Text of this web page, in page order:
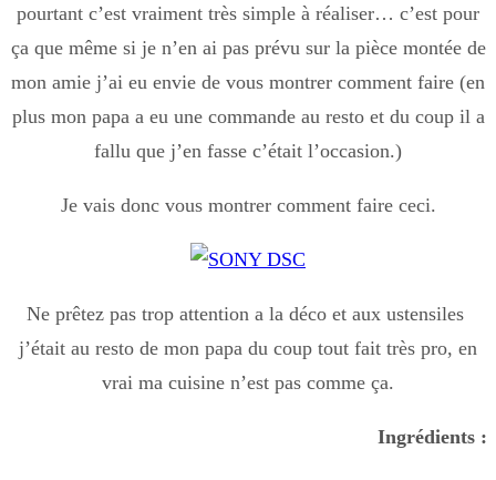
pourtant c’est vraiment très simple à réaliser… c’est pour
ça que même si je n’en ai pas prévu sur la pièce montée de
mon amie j’ai eu envie de vous montrer comment faire (en
plus mon papa a eu une commande au resto et du coup il a
fallu que j’en fasse c’était l’occasion.)
Je vais donc vous montrer comment faire ceci.
Ne prêtez pas trop attention a la déco et aux ustensiles
j’était au resto de mon papa du coup tout fait très pro, en
vrai ma cuisine n’est pas comme ça.
Ingrédients :